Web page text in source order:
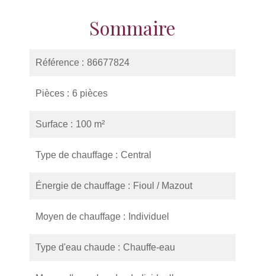
Sommaire
Référence 86677824
Pièces 6 pièces
Surface 100 m²
Type de chauffage Central
Énergie de chauffage Fioul / Mazout
Moyen de chauffage Individuel
Type d'eau chaude Chauffe-eau